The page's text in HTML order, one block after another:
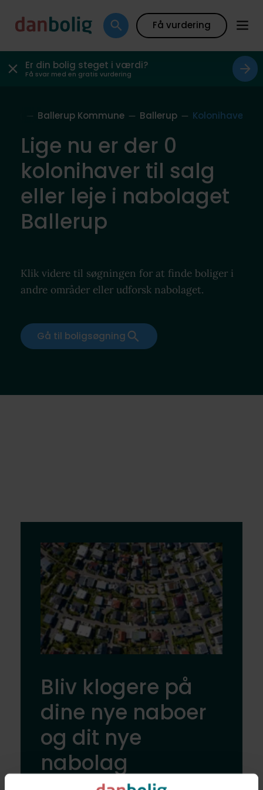
Få vurdering
Er din bolig steget i værdi?
Få svar med en gratis vurdering
Ballerup Kommune Ballerup Kolonihave
Lige nu er der 0
kolonihaver til salg
eller leje i nabolaget
Ballerup
Klik videre til søgningen for at finde boliger i
andre områder eller udforsk nabolaget.
Gå til boligsøgning
Bliv klogere på
dine nye naboer
og dit nye
nabolag